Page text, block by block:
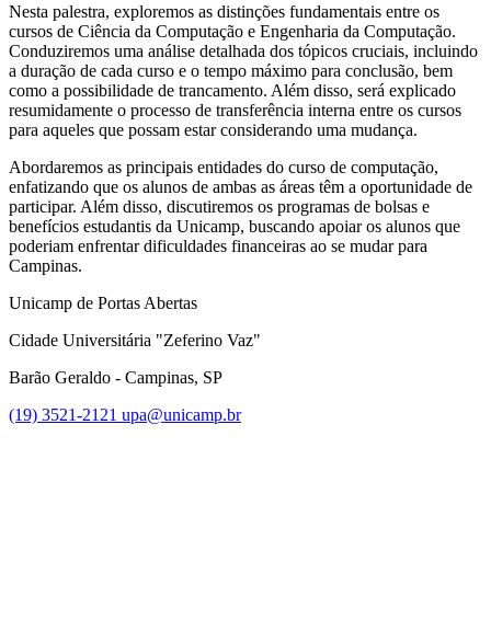
Nesta palestra, exploremos as distinções fundamentais entre os
cursos de Ciência da Computação e Engenharia da Computação.
Conduziremos uma análise detalhada dos tópicos cruciais, incluindo
a duração de cada curso e o tempo máximo para conclusão, bem
como a possibilidade de trancamento. Além disso, será explicado
resumidamente o processo de transferência interna entre os cursos
para aqueles que possam estar considerando uma mudança.
Abordaremos as principais entidades do curso de computação,
enfatizando que os alunos de ambas as áreas têm a oportunidade de
participar. Além disso, discutiremos os programas de bolsas e
benefícios estudantis da Unicamp, buscando apoiar os alunos que
poderiam enfrentar dificuldades financeiras ao se mudar para
Campinas.
Unicamp de Portas Abertas
Cidade Universitária "Zeferino Vaz"
Barão Geraldo - Campinas, SP
(19) 3521-2121 upa@unicamp.br